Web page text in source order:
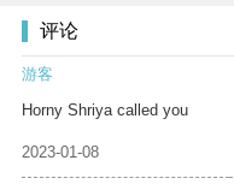
评论
游客
Horny Shriya called you
2023-01-08